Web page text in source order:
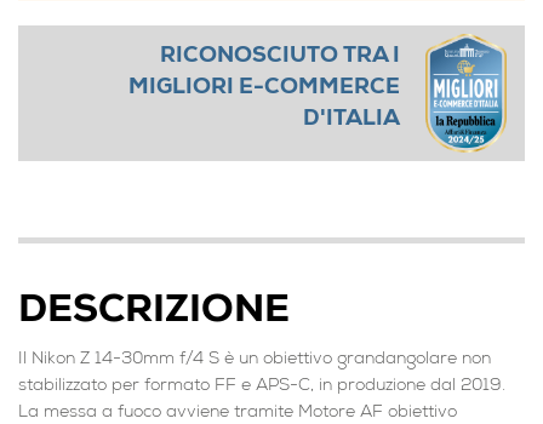
RICONOSCIUTO TRA I
MIGLIORI E-COMMERCE
D'ITALIA
DESCRIZIONE
Il Nikon Z 14-30mm f/4 S è un obiettivo grandangolare non
stabilizzato per formato FF e APS-C, in produzione dal 2019.
La messa a fuoco avviene tramite Motore AF obiettivo